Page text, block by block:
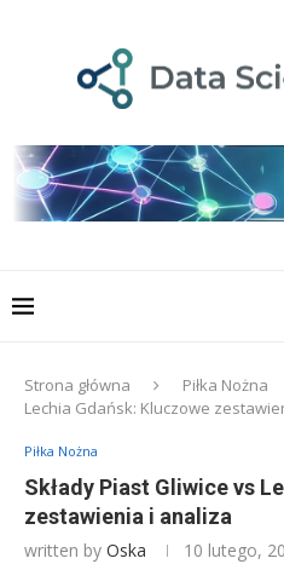
Strona główna Piłka Nożna
Lechia Gdańsk: Kluczowe
Piłka Nożna
Składy Piast Gliwice vs
zestawienia i analiza
written by Oska 10 lutego,